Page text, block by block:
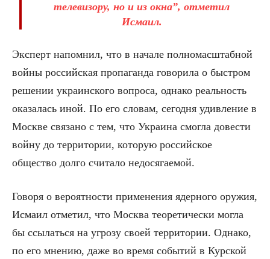
телевизору, но и из окна”, отметил
Исмаил.
Эксперт напомнил, что в начале полномасштабной
войны российская пропаганда говорила о быстром
решении украинского вопроса, однако реальность
оказалась иной. По его словам, сегодня удивление в
Москве связано с тем, что Украина смогла довести
войну до территории, которую российское
общество долго считало недосягаемой.
Говоря о вероятности применения ядерного оружия,
Исмаил отметил, что Москва теоретически могла
бы ссылаться на угрозу своей территории. Однако,
по его мнению, даже во время событий в Курской